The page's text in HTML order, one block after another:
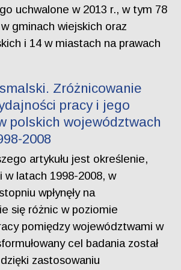
uchwalone w 2013 r., w tym 78
gminach wiejskich oraz
i 14 w miastach na prawach
Zróżnicowanie
pracy i jego
polskich województwach
2008
artykułu jest określenie,
w latach 1998-2008, w
wpłynęły na
się różnic w poziomie
pomiędzy województwami w
cel badania został
zastosowaniu